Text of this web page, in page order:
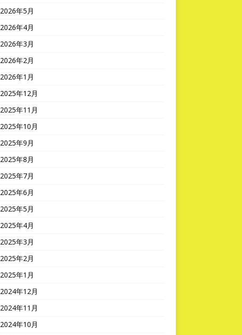
2026年5月
2026年4月
2026年3月
2026年2月
2026年1月
2025年12月
2025年11月
2025年10月
2025年9月
2025年8月
2025年7月
2025年6月
2025年5月
2025年4月
2025年3月
2025年2月
2025年1月
2024年12月
2024年11月
2024年10月